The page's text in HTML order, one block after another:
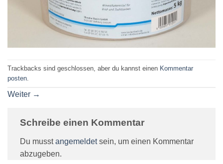
Trackbacks sind geschlossen, aber du kannst einen Kommentar
posten
Weiter →
Schreibe einen Kommentar
Du musstangemeldetsein, um einen Kommentar
abzugeben.